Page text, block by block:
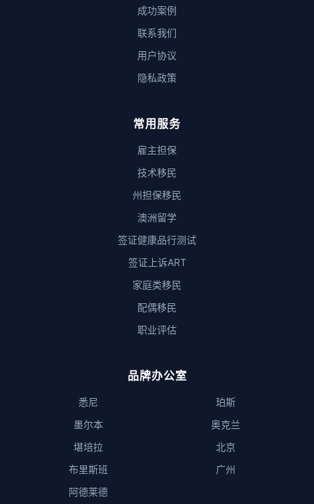
成功案例
联系我们
用户协议
隐私政策
常用服务
雇主担保
技术移民
州担保移民
澳洲留学
签证健康品行测试
签证上诉ART
家庭类移民
配偶移民
职业评估
品牌办公室
悉尼
墨尔本
堪培拉
布里斯班
阿德莱德
珀斯
奥克兰
北京
广州